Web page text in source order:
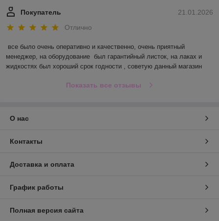
21.01.2026
Покупатель
Отлично
все было очень оперативно и качественно, очень приятный
менеджер, на оборудование  был гарантийный листок, на лаках и
жидкостях был хороший срок годности , советую данный магазин
Показать все отзывы
О нас
Контакты
Доставка и оплата
График работы
Полная версия сайта